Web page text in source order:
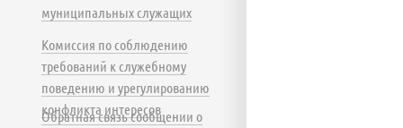
муниципальных служащих
Комиссия по соблюдению
требований к служебному
поведению и урегулированию
конфликта интересов
Обратная связь сообщении о